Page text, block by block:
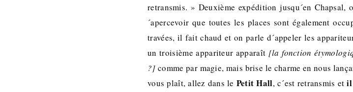
retransmis. » Deuxième expédition jusqu´en
´apercevoir que toutes les places sont également
travées, il fait chaud et on parle d´appeler les
un troisième appariteur apparaît [la fonction
?] comme par magie, mais brise le charme en nous
vous plaît, allez dans le Petit Hall, c´est retransmis etil